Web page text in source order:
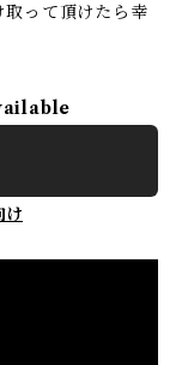
って頂けたら幸
け